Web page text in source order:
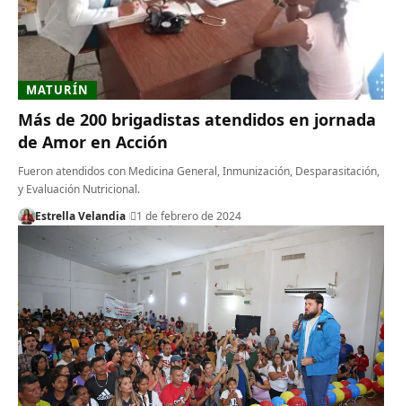
MATURÍN
Más de 200 brigadistas atendidos en jornada
de Amor en Acción
Fueron atendidos con Medicina General, Inmunización, Desparasitación,
y Evaluación Nutricional.
Estrella Velandia
1 de febrero de 2024